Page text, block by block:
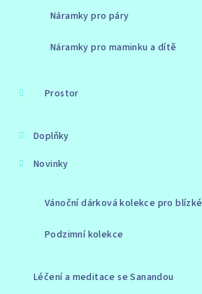
Náramky pro páry
Náramky pro maminku a dítě
Prostor
Doplňky
Novinky
Vánoční dárková kolekce pro blízké
Podzimní kolekce
Léčení a meditace se Sanandou